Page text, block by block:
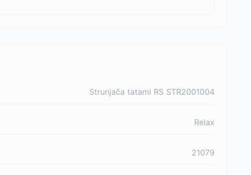
Strunjača tatami RS STR2001004
Relax
21079